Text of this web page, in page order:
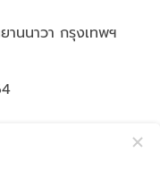
นนาวา กรุงเทพฯ